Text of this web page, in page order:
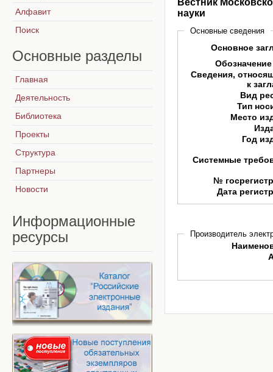
Вестник
науки
Основные сведения
Основное
Сведения,
к
Вид
Тип
Место
Год
Системные
№
Дата
Производитель
Алфавит
Поиск
Основные разделы
Главная
Деятельность
Библиотека
Проекты
Структура
Партнеры
Новости
Информационные
ресурсы